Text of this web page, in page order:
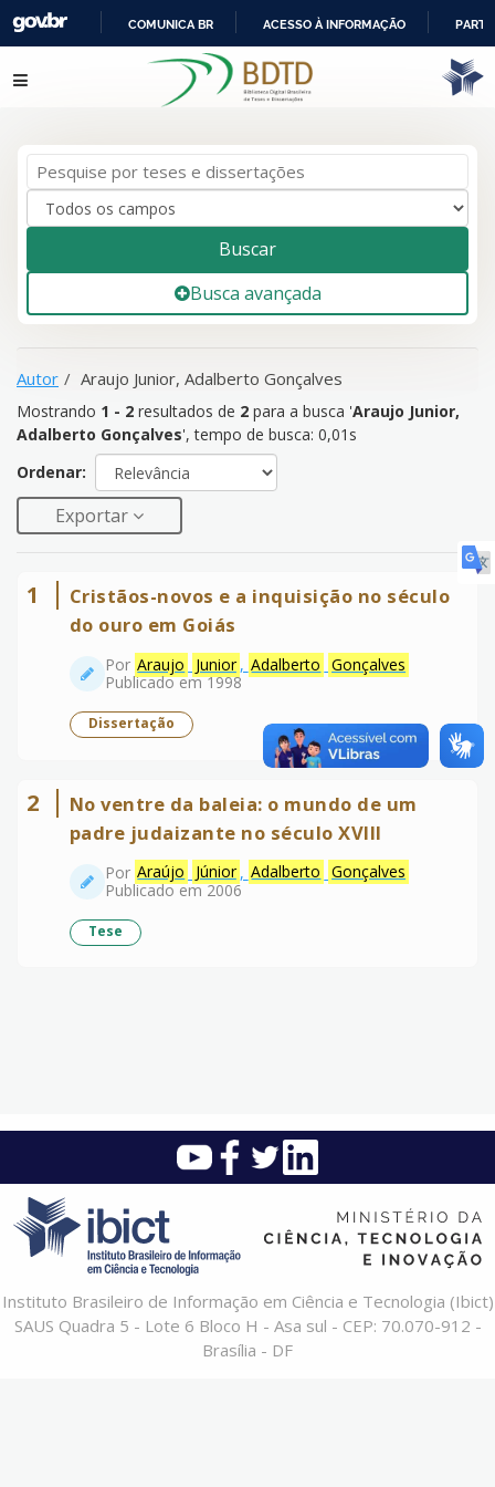
IR
PARA
COMUNICA BR ACESSO À INFORMAÇÃO
resultados de 2para a busca '
Araujo Junior,
Adalberto Gonçalves
Pular para o conteúdo
Buscar
Busca avançada
Autor Araujo Junior, Adalberto Gonçalves
Mostrando 1 - 2 resultados de 2 para a busca 'Araujo Junior,
Adalberto Gonçalves', tempo de busca: 0,01s
Ordenar:
Exportar
1
Cristãos-novos e a inquisição no século
do ouro em Goiás
Por Araujo Junior , Adalberto Gonçalves
Publicado em 1998
Dissertação
2
No ventre da baleia: o mundo de um
padre judaizante no século XVIII
Por Araújo Júnior , Adalberto Gonçalves
Publicado em 2006
Tese
Instituto Brasileiro de Informação em Ciência e Tecnologia (Ibict)
SAUS Quadra 5 - Lote 6 Bloco H - Asa sul - CEP: 70.070-912 -
Brasília - DF